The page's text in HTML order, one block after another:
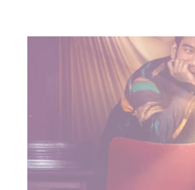
Film Club: A Heartfelt